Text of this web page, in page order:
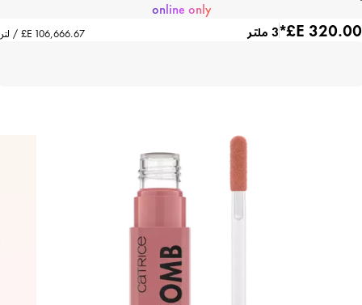
online only
3 ملتر